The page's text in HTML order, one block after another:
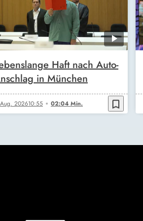
Haft nach Auto-
in München
202610:55 02:04 Min. bookmark_border